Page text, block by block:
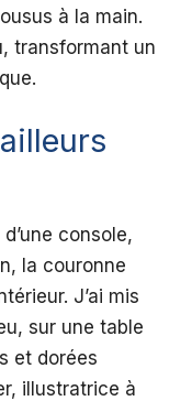
à la main.
transformant un
console,
la couronne
J’ai mis
sur une table
et dorées
illustratrice à